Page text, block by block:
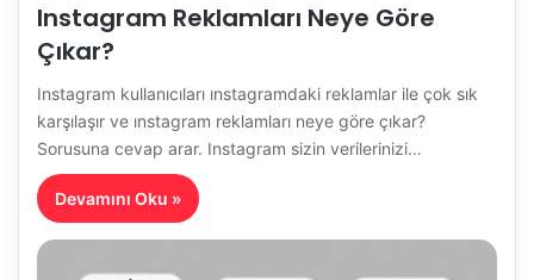
Instagram Reklamları Neye Göre
Çıkar?
Instagram kullanıcıları ınstagramdaki reklamlar ile çok sık
karşılaşır ve ınstagram reklamları neye göre çıkar?
Sorusuna cevap arar. Instagram sizin verilerinizi…
Devamını Oku »